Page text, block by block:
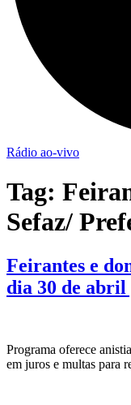
Rádio ao-vivo
Tag:
Sefaz/
Feirantes e
dia 30 de
Programa oferece
em juros e multas para